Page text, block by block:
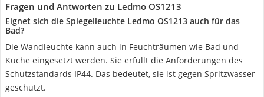
Fragen und Antworten zu Ledmo OS1213
Eignet sich die Spiegelleuchte Ledmo OS1213 auch für das
Bad?
Die Wandleuchte kann auch in Feuchträumen wie Bad und
Küche eingesetzt werden. Sie erfüllt die Anforderungen des
Schutzstandards IP44. Das bedeutet, sie ist gegen Spritzwasser
geschützt.